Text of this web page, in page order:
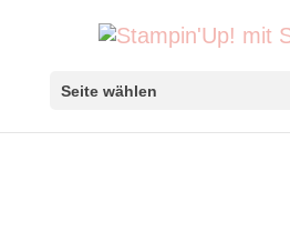
Seite wählen